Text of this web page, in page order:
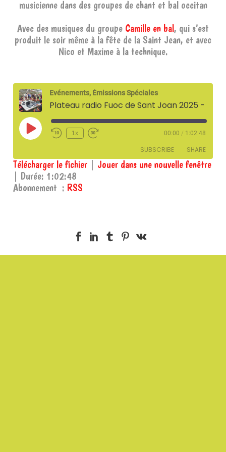
musicienne dans des groupes de chant et bal occitan
Avec des musiques du groupe Camille en bal, qui s’est
produit le soir même à la fête de la Saint Jean, et avec
Nico et Maxime à la technique.
Evénements, Émissions Spéciales
Play
Episode
1x 00:00 / 1:02:48
SUBSCRIBE SHARE
RSS
SHARE
Télécharger le fichier
Jouer dans une nouvelle fenêtre
Durée: 1:02:48
Abonnement : RSS